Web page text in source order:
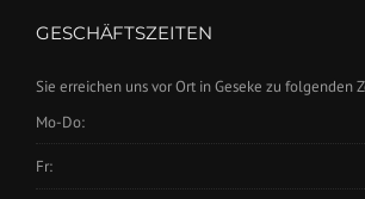
GESCHÄFTSZEITEN
Sie erreichen uns vor Ort in Geseke zu folgenden
Mo-Do:
Fr: